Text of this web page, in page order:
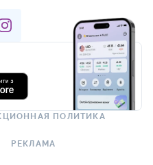
ПОЛИТИКА
РЕКЛАМА